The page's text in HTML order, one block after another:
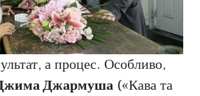
а процес. Особливо,
Джармуша («Кава та